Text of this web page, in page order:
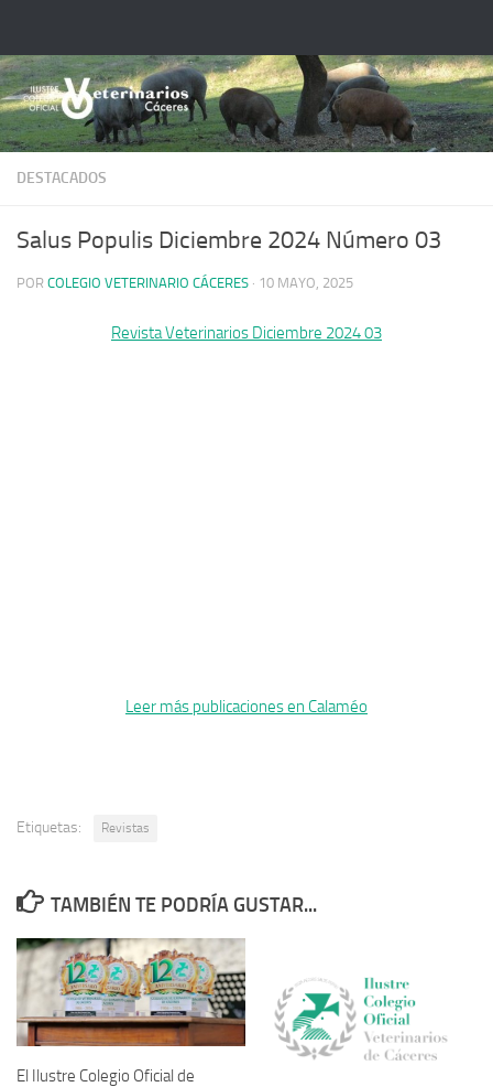
DESTACADOS
Salus Populis Diciembre 2024 Número 03
POR COLEGIO VETERINARIO CÁCERES · 10 MAYO, 2025
Revista Veterinarios Diciembre 2024 03
Leer más publicaciones en Calaméo
Etiquetas: Revistas
TAMBIÉN TE PODRÍA GUSTAR...
El Ilustre Colegio Oficial de